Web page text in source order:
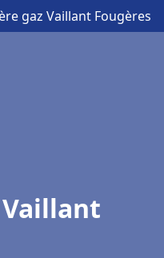
gaz Vaillant Fougères